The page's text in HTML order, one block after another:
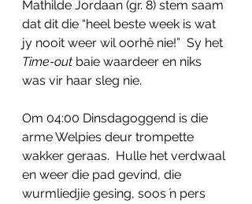
Mathilde Jordaan (gr. 8) stem saam
dat dit die “heel beste week is wat
jy nooit weer wil oorhê nie!”  Sy het
Time-out baie waardeer en niks
was vir haar sleg nie.
Om 04:00 Dinsdagoggend is die
arme Welpies deur trompette
wakker geraas.  Hulle het verdwaal
en weer die pad gevind, die
wurmliedjie gesing, soos ŉ pers